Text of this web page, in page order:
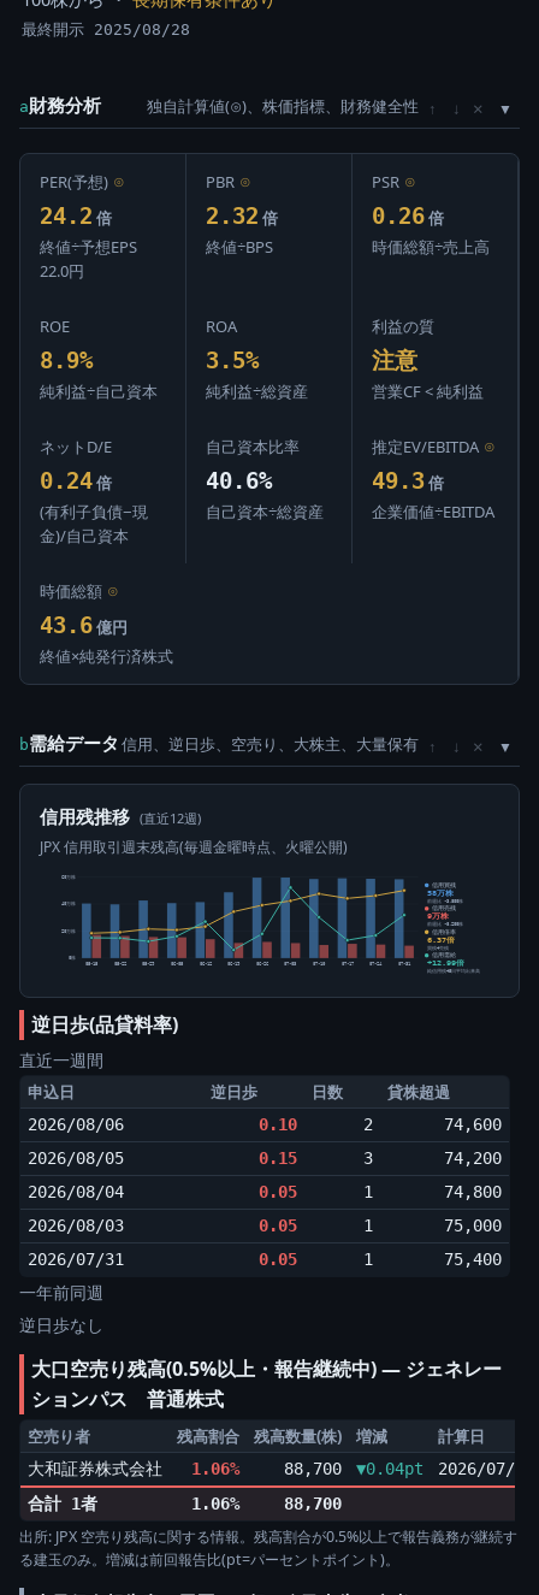
最終開示 2025/08/28
a財務分析 独自計算値(⊙)、株価指標、財務健全性 ↑ ↓ ×
PER(予想) ⊙
24.2 倍
終値÷予想EPS
22.0円
PBR ⊙
2.32 倍
終値÷BPS
PSR ⊙
0.26 倍
時価総額÷売上高
ROE
8.9%
純利益÷自己資本
ROA
3.5%
純利益÷総資産
利益の質
注意
営業CF < 純利益
ネットD/E
0.24 倍
(有利子負債−現
金)/自己資本
自己資本比率
40.6%
自己資本÷総資産
推定EV/EBITDA ⊙
49.3 倍
企業価値÷EBITDA
時価総額 ⊙
43.6 億円
終値×純発行済株式
b需給データ 信用、逆日歩、空売り、大株主、大量保有 ↑ ↓ ×
信用残推移 (直近12週)
JPX 信用取引週末残高(毎週金曜時点、火曜公開)
0株
20万株
40万株
60万株
05-15 05-22 05-29 06-05 06-12 06-19 06-26 07-03 07-10 07-17 07-24 07-31
信用買残
58万株
前週比 -3,800株
信用売残
9万株
前週比 -8,200株
信用倍率
6.37倍
買残÷売残
信用需給
+12.99倍
純信用残÷5日平均出来高
逆日歩(品貸料率)
直近一週間
申込日 逆日歩 日数 貸株超過
2026/08/06 0.10 2
74,600
2026/08/05
0.15 3
74,200
2026/08/04
0.05 1
74,800
2026/08/03
0.05 1
75,000
2026/07/31
0.05 1 75,400
一年前同週
逆日歩なし
大口空売り残高(0.5%以上・報告継続中) ― ジェネレー
ションパス 普通株式
空売り者 残高割合 残高数量(株) 増減 計算日
大和証券株式会社 1.06% 88,700 ▼0.04pt
2026/07/31
合計 1者
1.06% 88,700
出所: JPX 空売り残高に関する情報。残高割合が0.5%以上で報告義務が継続す
る建玉のみ。増減は前回報告比(pt=パーセントポイント)。